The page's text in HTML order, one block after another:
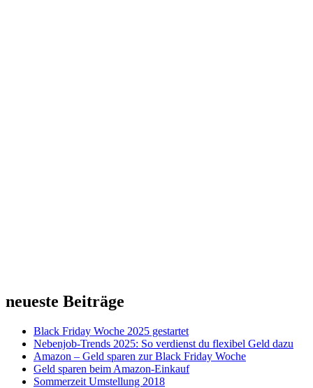
neueste Beiträge
Black Friday Woche 2025 gestartet
Nebenjob-Trends 2025: So verdienst du flexibel Geld dazu
Amazon – Geld sparen zur Black Friday Woche
Geld sparen beim Amazon-Einkauf
Sommerzeit Umstellung 2018